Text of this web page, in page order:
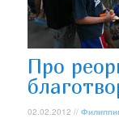
Про
02.02.2012 //